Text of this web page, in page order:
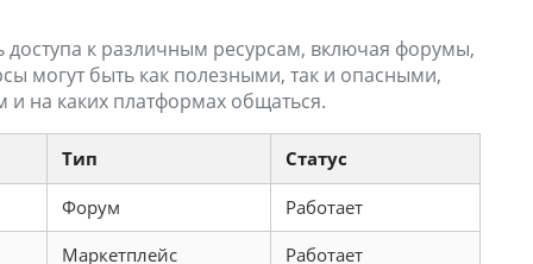
доступа к различным ресурсам, включая форумы,
могут быть как полезными, так и опасными,
и на каких платформах общаться.
Тип Статус
Форум
Работает
Маркетплейс
Работает